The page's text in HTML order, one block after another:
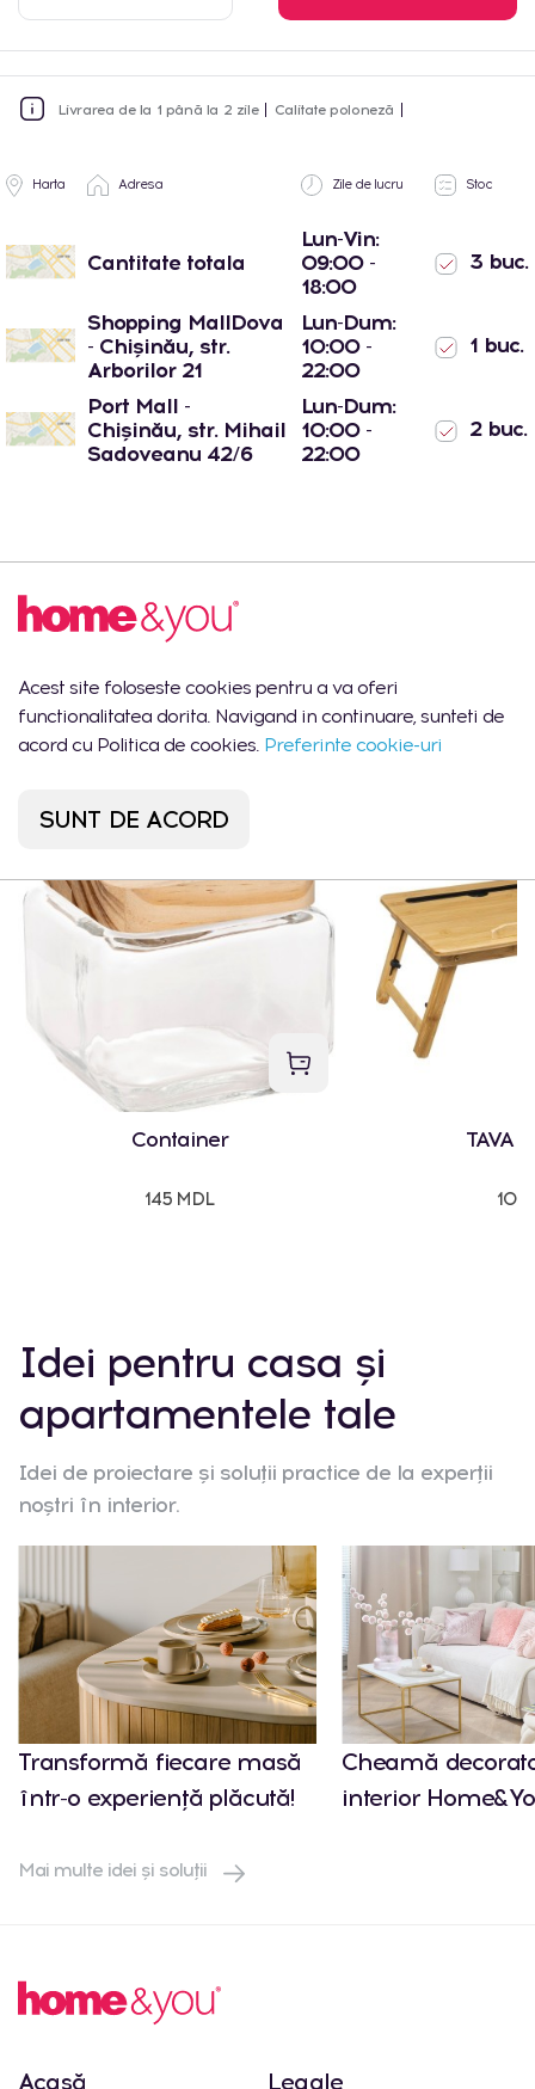
Livrarea de la 1 până la 2 zile Calitate poloneză
Harta Adresa Zile de lucru Stoc
Cantitate totala
Lun-Vin:
09:00 -
18:00
3 buc.
Shopping MallDova
- Chișinău, str.
Arborilor 21
Lun-Dum:
10:00 -
22:00
1 buc.
Port Mall -
Chișinău, str. Mihail
Sadoveanu 42/6
Lun-Dum:
10:00 -
22:00
2 buc.
Bol ELEGANCE D24,5
Ar putea să îți placă
Container
145 MDL
TAVA
Idei pentru casa și
apartamentele tale
Idei de proiectare și soluții practice de la experții
noștri în interior.
Transformă fiecare masă
într-o experiență plăcută!
Cheamă
interior
Mai multe idei și soluții
Acasă Legale
Acest site foloseste cookies pentru a va oferi
functionalitatea dorita. Navigand in continuare, sunteti de
acord cu Politica de cookies. Preferinte cookie-uri
SUNT DE ACORD